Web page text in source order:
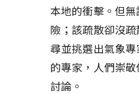
本地的衝擊。但
險；該疏散卻沒
尋並挑選出氣象
的專家，人們崇
討論。